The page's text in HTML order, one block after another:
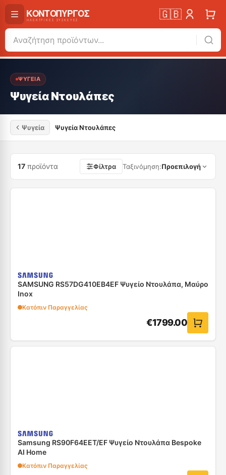
🇬🇧
ΨΥΓΕΊΑ
Ψυγεία Ντουλάπες
Ψυγεία Ψυγεία Ντουλάπες
17 προϊόντα Φίλτρα Ταξινόμηση:Προεπιλογή
SAMSUNG RS57DG410EB4EF Ψυγείο Ντουλάπα, Μαύρο
Inox
Κατόπιν Παραγγελίας
€1799.00
Samsung RS90F64EET/EF Ψυγείο Ντουλάπα Bespoke
AI Home
Κατόπιν Παραγγελίας